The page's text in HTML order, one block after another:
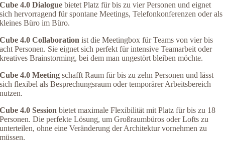
Cube 4.0 Dialogue bietet Platz für bis zu vier Personen und eignet
sich hervorragend für spontane Meetings, Telefonkonferenzen oder als
kleines Büro im Büro.
Cube 4.0 Collaboration ist die Meetingbox für Teams von vier bis
acht Personen. Sie eignet sich perfekt für intensive Teamarbeit oder
kreatives Brainstorming, bei dem man ungestört bleiben möchte.
Cube 4.0 Meeting schafft Raum für bis zu zehn Personen und lässt
sich flexibel als Besprechungsraum oder temporärer Arbeitsbereich
nutzen.
Cube 4.0 Session bietet maximale Flexibilität mit Platz für bis zu 18
Personen. Die perfekte Lösung, um Großraumbüros oder Lofts zu
unterteilen, ohne eine Veränderung der Architektur vornehmen zu
müssen.